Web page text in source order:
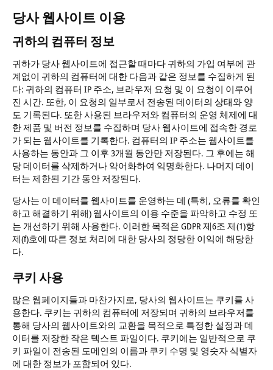
당사 웹사이트 이용
귀하의 컴퓨터 정보
귀하가 당사 웹사이트에 접근할 때마다 귀하의 가입 여부에 관
계없이 귀하의 컴퓨터에 대한 다음과 같은 정보를 수집하게 된
다: 귀하의 컴퓨터 IP 주소, 브라우저 요청 및 이 요청이 이루어
진 시간. 또한, 이 요청의 일부로서 전송된 데이터의 상태와 양
도 기록된다. 또한 사용된 브라우저와 컴퓨터의 운영 체제에 대
한 제품 및 버전 정보를 수집하며 당사 웹사이트에 접속한 경로
가 되는 웹사이트를 기록한다. 컴퓨터의 IP 주소는 웹사이트를
사용하는 동안과 그 이후 3개월 동안만 저장된다. 그 후에는 해
당 데이터를 삭제하거나 약어화하여 익명화한다. 나머지 데이
터는 제한된 기간 동안 저장된다.
당사는 이 데이터를 웹사이트를 운영하는 데 (특히, 오류를 확인
하고 해결하기 위해) 웹사이트의 이용 수준을 파악하고 수정 또
는 개선하기 위해 사용한다. 이러한 목적은 GDPR 제6조 제(1)항
제(f)호에 따른 정보 처리에 대한 당사의 정당한 이익에 해당한
다.
쿠키 사용
많은 웹페이지들과 마찬가지로, 당사의 웹사이트는 쿠키를 사
용한다. 쿠키는 귀하의 컴퓨터에 저장되며 귀하의 브라우저를
통해 당사의 웹사이트와의 교환을 목적으로 특정한 설정과 데
이터를 저장한 작은 텍스트 파일이다. 쿠키에는 일반적으로 쿠
키 파일이 전송된 도메인의 이름과 쿠키 수명 및 영숫자 식별자
에 대한 정보가 포함되어 있다.